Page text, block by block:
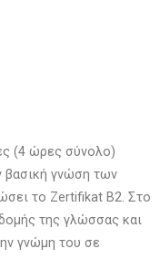
(4 ώρες σύνολο)
βασική γνώση των
το Zertifikat B2. Στο
της γλώσσας και
γνώμη του σε